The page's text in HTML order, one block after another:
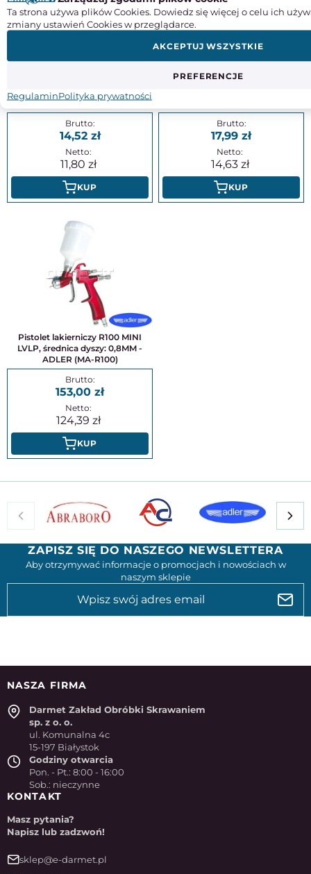
ABG-10 z regulacją powietrza,
dysza: 10 cm - ADLER (0210.8)
14,52
11,80
KUP
17,99
14,63
KUP
Pistolet lakierniczy R100 MINI
LVLP, średnica dyszy: 0,8MM -
ADLER (MA-R100)
153,00
124,39
KUP
ZAPISZ SIĘ DO NASZEGO NEWSLETTERA
Aby otrzymywać informacje o promocjach i nowościach w
naszym sklepie
NASZA FIRMA
Darmet Zakład Obróbki Skrawaniem
sp. z o. o.
ul. Komunalna 4c
15-197 Białystok
Godziny otwarcia
Pon. - Pt.: 8:00 - 16:00
Sob.: nieczynne
KONTAKT
Masz pytania?
Napisz lub zadzwoń!
sklep@e-darmet.pl
Ta strona używa plików Cookies. Dowiedz się więcej o celu ich
zmiany ustawień Cookies w przeglądarce.
PREFERENCJE
AKCEPTUJ WSZYSTKIE
RegulaminPolityka prywatności